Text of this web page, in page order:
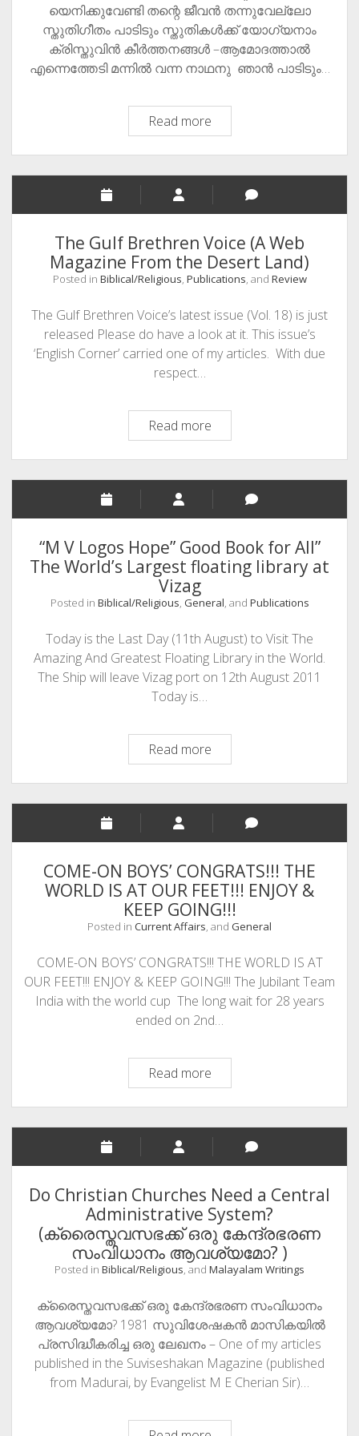
Want
To
Know
About
യെനിക്കുവേണ്ടി തന്റെ ജീവന്‍ തന്നുവേല്ലോ
സ്തുതിഗീതം പാടിടും സ്തുതികള്‍ക്ക് യോഗ്യനാം
ക്രിസ്തുവിന്‍ കീര്‍ത്തനങ്ങള്‍ –ആമോദത്താല്‍
എന്നെത്തേടി മന്നില്‍ വന്ന നാഥനു ഞാന്‍ പാടിടും…
Read moreഒരു
ഗാനം
Christian
Devotional
The Gulf Brethren Voice (A Web
Magazine From the Desert Land)
Posted in Biblical/Religious, Publications, and Review
The Gulf Brethren Voice’s latest issue (Vol. 18) is just
released Please do have a look at it. This issue’s
‘English Corner’ carried one of my articles. With due
respect…
Read moreThe
Gulf
Brethren
Voice
Web
Magazine
From
the
Desert
“M V Logos Hope” Good Book for All”
The World’s Largest floating library at
Vizag
Posted in Biblical/Religious, General, and Publications
Today is the Last Day (11th August) to Visit The
Amazing And Greatest Floating Library in the World.
The Ship will leave Vizag port on 12th August 2011
Today is…
Read more“M
V
Logos
Hope”
Book
for
All”
The
World’s
floating
library
at
Vizag
COME-ON BOYS’ CONGRATS!!! THE
WORLD IS AT OUR FEET!!! ENJOY &
KEEP GOING!!!
Posted in Current Affairs, and General
COME-ON BOYS’ CONGRATS!!! THE WORLD IS AT
OUR FEET!!! ENJOY & KEEP GOING!!! The Jubilant Team
India with the world cup The long wait for 28 years
ended on 2nd…
Read moreCOME-
ON
BOYS’
CONGRATS!!!
WORLD
IS
AT
OUR
FEET!!!
ENJOY
KEEP
GOING!!!
Do Christian Churches Need a Central
Administrative System?
(ക്രൈസ്തവസഭക്ക് ഒരു കേന്ദ്രഭരണ
സംവിധാനം ആവശ്യമോ? )
Posted in Biblical/Religious, and Malayalam Writings
ക്രൈസ്തവസഭക്ക് ഒരു കേന്ദ്രഭരണ സംവിധാനം
ആവശ്യമോ? 1981 സുവിശേഷകന്‍ മാസികയില്‍
പ്രസിദ്ധീകരിച്ച ഒരു ലേഖനം – One of my articles
published in the Suviseshakan Magazine (published
from Madurai, by Evangelist M E Cherian Sir)…